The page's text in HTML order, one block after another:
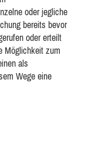
oder jegliche
bereits bevor
oder erteilt
Möglichkeit zum
als
Wege eine